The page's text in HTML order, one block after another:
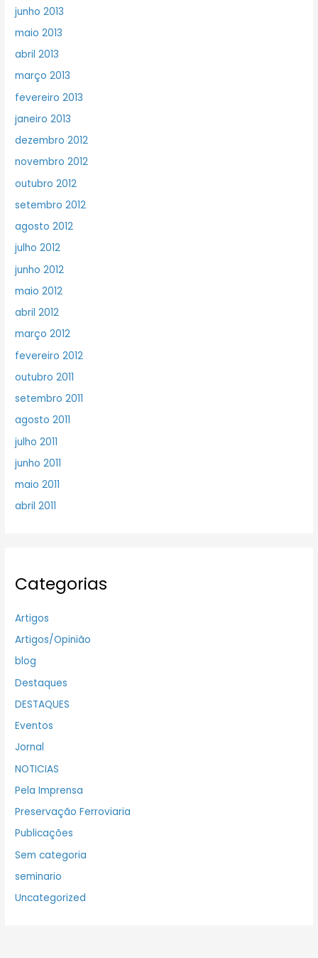
junho 2013
maio 2013
abril 2013
março 2013
fevereiro 2013
janeiro 2013
dezembro 2012
novembro 2012
outubro 2012
setembro 2012
agosto 2012
julho 2012
junho 2012
maio 2012
abril 2012
março 2012
fevereiro 2012
outubro 2011
setembro 2011
agosto 2011
julho 2011
junho 2011
maio 2011
abril 2011
Categorias
Artigos
Artigos/Opinião
blog
Destaques
DESTAQUES
Eventos
Jornal
NOTICIAS
Pela Imprensa
Preservação Ferroviaria
Publicações
Sem categoria
seminario
Uncategorized